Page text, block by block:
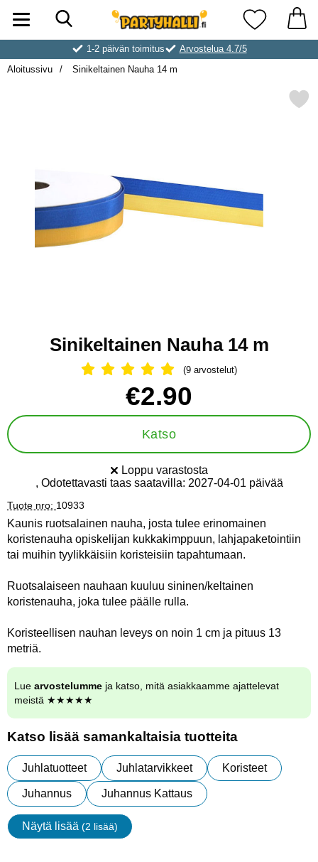
Ostoskori laajennettu Partyhallen AB
Suosikkini
1-2 päivän toimitus
Arvostelua 4.7/5
Aloitussivu
Sinikeltainen Nauha 14 m
Merkitse sinikeltainen
Sinikeltainen Nauha 14 m
Arvostelu: 5 Tähdet, Ohita kaikki
(9 arvostelut)
hinta
€2.90
Katso
Saatavuus:
Loppu varastosta
, Odotettavasti taas saatavilla: 2027-04-01 päivää
Tuote nro: 10933
Kaunis ruotsalainen nauha, josta tulee erinomainen
koristenauha opiskelijan kukkakimppuun, lahjapaketointiin
tai muihin tyylikkäisiin koristeisiin tapahtumaan.
Ruotsalaiseen nauhaan kuuluu sininen/keltainen
koristenauha, joka tulee päälle rulla.
Koristeellisen nauhan leveys on noin 1 cm ja pituus 13
metriä.
Lue arvostelumme ja katso, mitä asiakkaamme ajattelevat
meistä ★★★★★
Katso lisää samankaltaisia tuotteita
Juhlatuotteet Juhlatarvikkeet Koristeet
Juhannus Juhannus Kattaus
Näytä lisää (2 lisää)
ominaisuudet